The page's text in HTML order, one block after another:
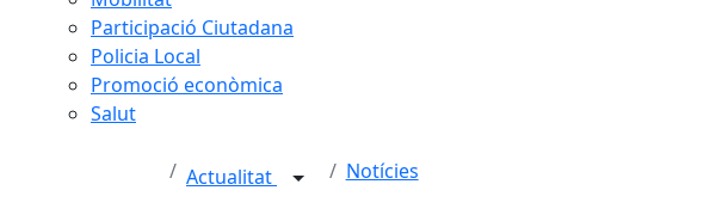
Participació Ciutadana
Policia Local
Promoció econòmica
Salut
Actualitat Notícies